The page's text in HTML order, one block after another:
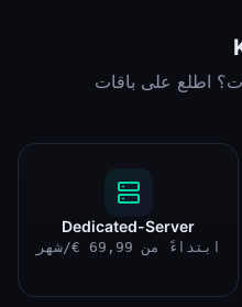
اطلع على باقات
Dedicated-Server
ابتداءً من 69,99 €/شهر